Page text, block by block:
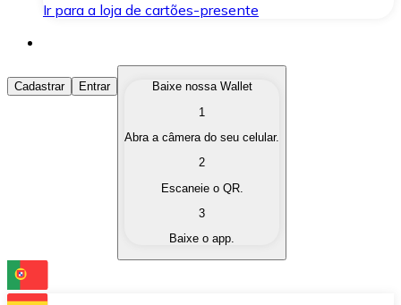
Ir para a loja de cartões-presente
Comprar Criptomoedas
Compre as criptomoedas de seu interesse de forma
Converta suas criptomoedas em moeda fiduciária
Troque uma criptomoeda por outra
Cadastrar Entrar
Baixe nossa Wallet
1
Abra a câmera do seu celular.
2
Escaneie o QR.
3
Baixe o app.